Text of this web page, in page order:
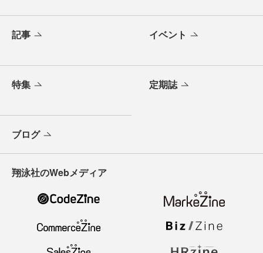
記事 イベント
特集 定期誌
ブログ
翔泳社のWebメディア